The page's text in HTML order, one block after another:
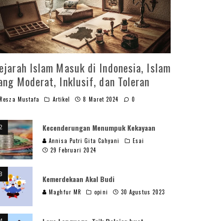
Islam Masuk di Indonesia, Islam
Moderat, Inklusif, dan Toleran
Mustafa Artikel 8 Maret 2024 0
Kecenderungan Menumpuk Kekayaan
Annisa Putri Gita Cahyani
Esai
29 Februari 2024
Kemerdekaan Akal Budi
Maghfur MR opini 30 Agustus 2023